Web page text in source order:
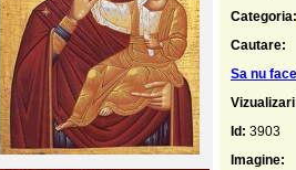
Categoria:
Cautare:
Sa nu
Id: 3903
Imagine: